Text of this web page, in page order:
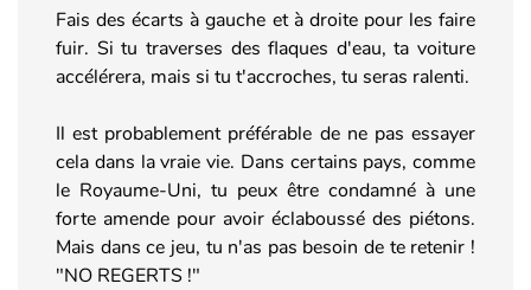
Fais des écarts à gauche et à droite pour les faire
fuir. Si tu traverses des flaques d'eau, ta voiture
accélérera, mais si tu t'accroches, tu seras ralenti.
Il est probablement préférable de ne pas essayer
cela dans la vraie vie. Dans certains pays, comme
le Royaume-Uni, tu peux être condamné à une
forte amende pour avoir éclaboussé des piétons.
Mais dans ce jeu, tu n'as pas besoin de te retenir !
"NO REGERTS !"